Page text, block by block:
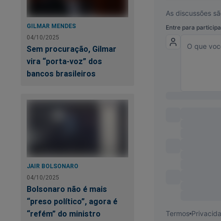
GILMAR MENDES
04/10/2025
Sem procuração, Gilmar
vira “porta-voz” dos
bancos brasileiros
JAIR BOLSONARO
04/10/2025
Bolsonaro não é mais
“preso político”, agora é
“refém” do ministro